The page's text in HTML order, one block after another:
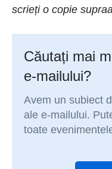
scrieți o copie
Căutați mai
e-mailului?
Avem un subiect
ale e-mailului.
toate